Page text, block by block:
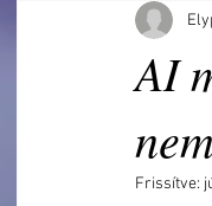
AI
Frissítve: